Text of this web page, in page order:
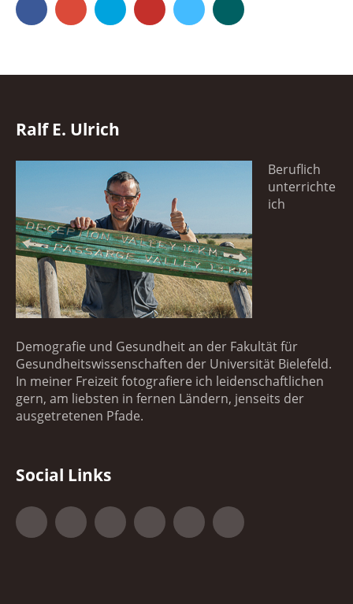
Ralf E. Ulrich
Beruflich
unterrichte
ich
Demografie und Gesundheit an der Fakultät für
Gesundheitswissenschaften der Universität Bielefeld.
In meiner Freizeit fotografiere ich leidenschaftlichen
gern, am liebsten in fernen Ländern, jenseits der
ausgetretenen Pfade.
Social Links
FacebookGoogle+500px YouTubeVimeo